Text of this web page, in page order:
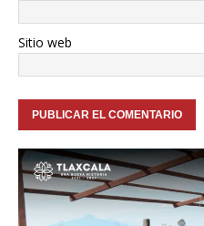
Sitio web